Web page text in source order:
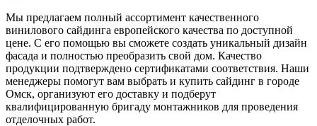
Мы предлагаем полный ассортимент качественного
винилового сайдинга европейского качества по доступной
цене. С его помощью вы сможете создать уникальный дизайн
фасада и полностью преобразить свой дом. Качество
продукции подтверждено сертификатами соответствия. Наши
менеджеры помогут вам выбрать и купить сайдинг в городе
Омск, организуют его доставку и подберут
квалифицированную бригаду монтажников для проведения
отделочных работ.